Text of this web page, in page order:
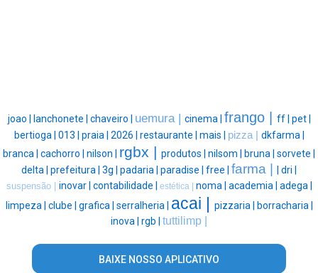
joao | lanchonete | chaveiro | uemura | cinema | frango | ff | pet |
bertioga | 013 | praia | 2026 | restaurante | mais | pizza | dkfarma |
branca | cachorro | nilson | rgbx | produtos | nilsom | bruna | sorvete |
delta | prefeitura | 3g | padaria | paradise | free | farma | dri |
suspensão | inovar | contabilidade | estética | noma | academia | adega |
limpeza | clube | grafica | serralheria | acai | pizzaria |
borracharia |
inova | rgb | tuttilimp |
BAIXE NOSSO APLICATIVO